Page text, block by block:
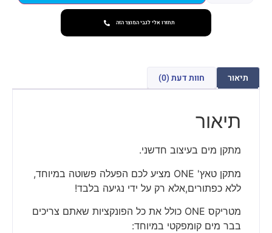
תחזרו אלי לגבי המוצר הזה
תיאור חוות דעת (0)
תיאור
מתקן מים בעיצוב חדשני.
מתקן טאץ' ONE מציע לכם הפעלה פשוטה במיוחד,
ללא כפתורים,אלא רק על ידי נגיעה בלבד!
מטריקס ONE כולל את כל הפונקציות שאתם צריכים
בבר מים קומפקטי במיוחד: